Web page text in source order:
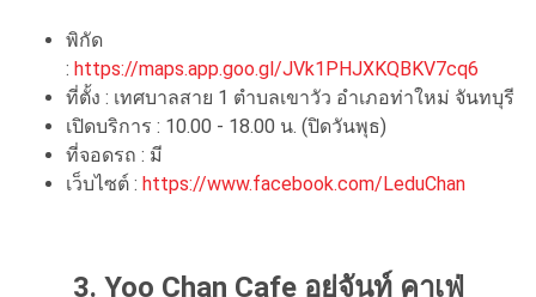
พิกัด
: https://maps.app.goo.gl/JVk1PHJXKQBKV7cq6
ที่ตั้ง : เทศบาลสาย 1 ตำบลเขาวัว อำเภอท่าใหม่ จันทบุรี
เปิดบริการ : 10.00 - 18.00 น. (ปิดวันพุธ)
ที่จอดรถ : มี
เว็บไซต์ : https://www.facebook.com/LeduChan
3. Yoo Chan Cafe อยู่จันท์ คาเฟ่